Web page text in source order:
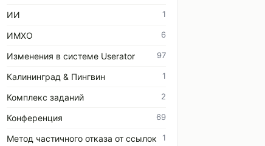
ИИ 1
ИМХО 6
Изменения в системе Userator 97
Калининград & Пингвин 1
Комплекс заданий 2
Конференция 69
Метод частичного отказа от ссылок 1